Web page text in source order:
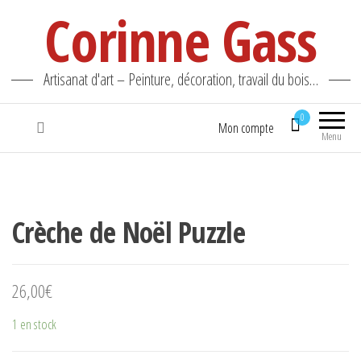
Corinne Gass
Artisanat d'art – Peinture, décoration, travail du bois…
Menu
0
Mon compte
Crèche de Noël Puzzle
26,00€
1 en stock